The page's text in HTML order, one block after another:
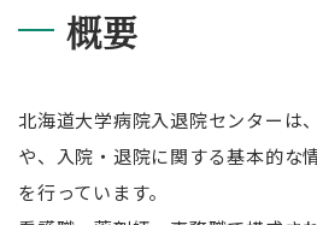
概要
北海道大学病院入退院センターは
や、入院・退院に関する基本的な
を行っています。